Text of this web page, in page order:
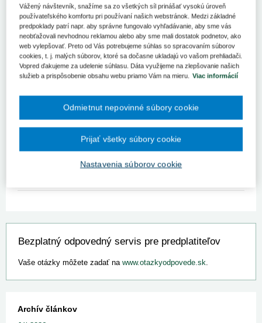
Svetový deň boja proti rakovine, ktorý si pripomíname každoročne
4. februára, je dôležitým pripomenutím potreby pravidelných
preventívnych vyšetrení, ktoré môžu zachrániť životy odhalením
onkologických ochorení v raných štádiách.
Skorá diagnostika výrazne zlepšuje liečebné možnosti a znižuje
riziko úmrtnosti. Mamografie, cytológie a skríningové vyšetrenia
podporujú tieto snahy prostredníctvom osvetových a vzdelávacích
aktivít, najmä v kontexte prevencie HPV súvisiaceho s rôznymi
Ďalšie informácie sú dostupné na odborných portáloch, ktoré
poskytujú detaily o výskyte a úmrtnosti na onkologické ochorenia
Bezplatný odpovedný servis pre predplatiteľov
Vaše otázky môžete zadať na www.otazkyodpovede.sk.
Archív článkov
Vážený návštevník, snažíme sa zo všetkých síl prinášať vysokú úroveň
používateľského komfortu pri používaní našich webstránok. Medzi základné
predpoklady patrí napr. aby správne fungovalo vyhľadávanie, aby sme vás
neobťažovali nevhodnou reklamou alebo aby sme mali dostatok podnetov, ako
web vylepšovať. Preto od Vás potrebujeme súhlas so spracovaním súborov
cookies, t. j. malých súborov, ktoré sa dočasne ukladajú vo vašom prehliadači.
Vopred ďakujeme za udelenie súhlasu. Dáta využijeme na zlepšovanie našich
služieb a prispôsobenie obsahu webu priamo Vám na mieru. Viac informácií
Nastavenia súborov cookie
Odmietnut nepovinné súbory cookie
Prijať všetky súbory cookie